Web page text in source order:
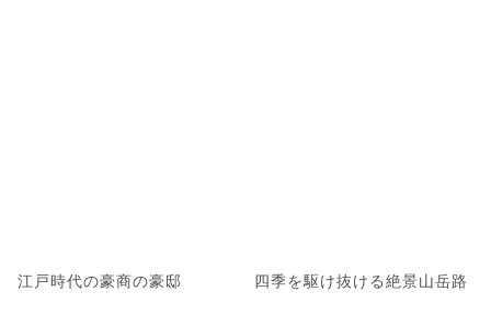
江戸時代の豪商の豪邸 四季を駆け抜ける絶景山岳路